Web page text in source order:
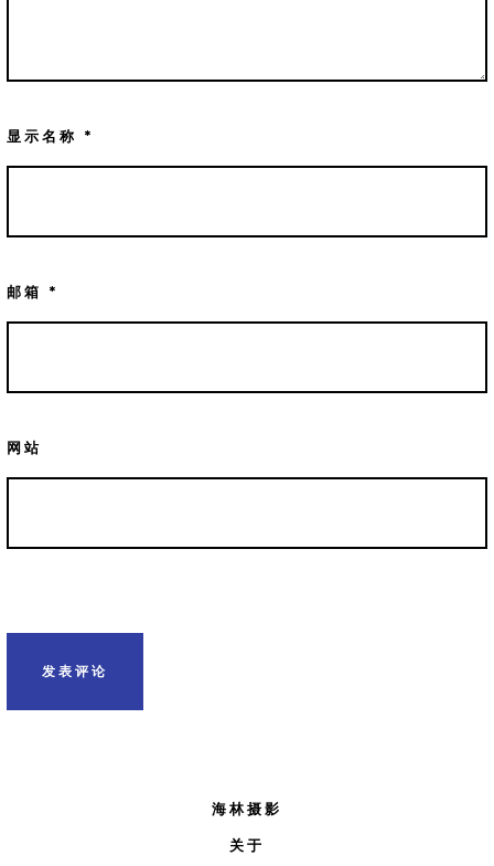
显示名称*
邮箱*
网站
海林摄影
关于